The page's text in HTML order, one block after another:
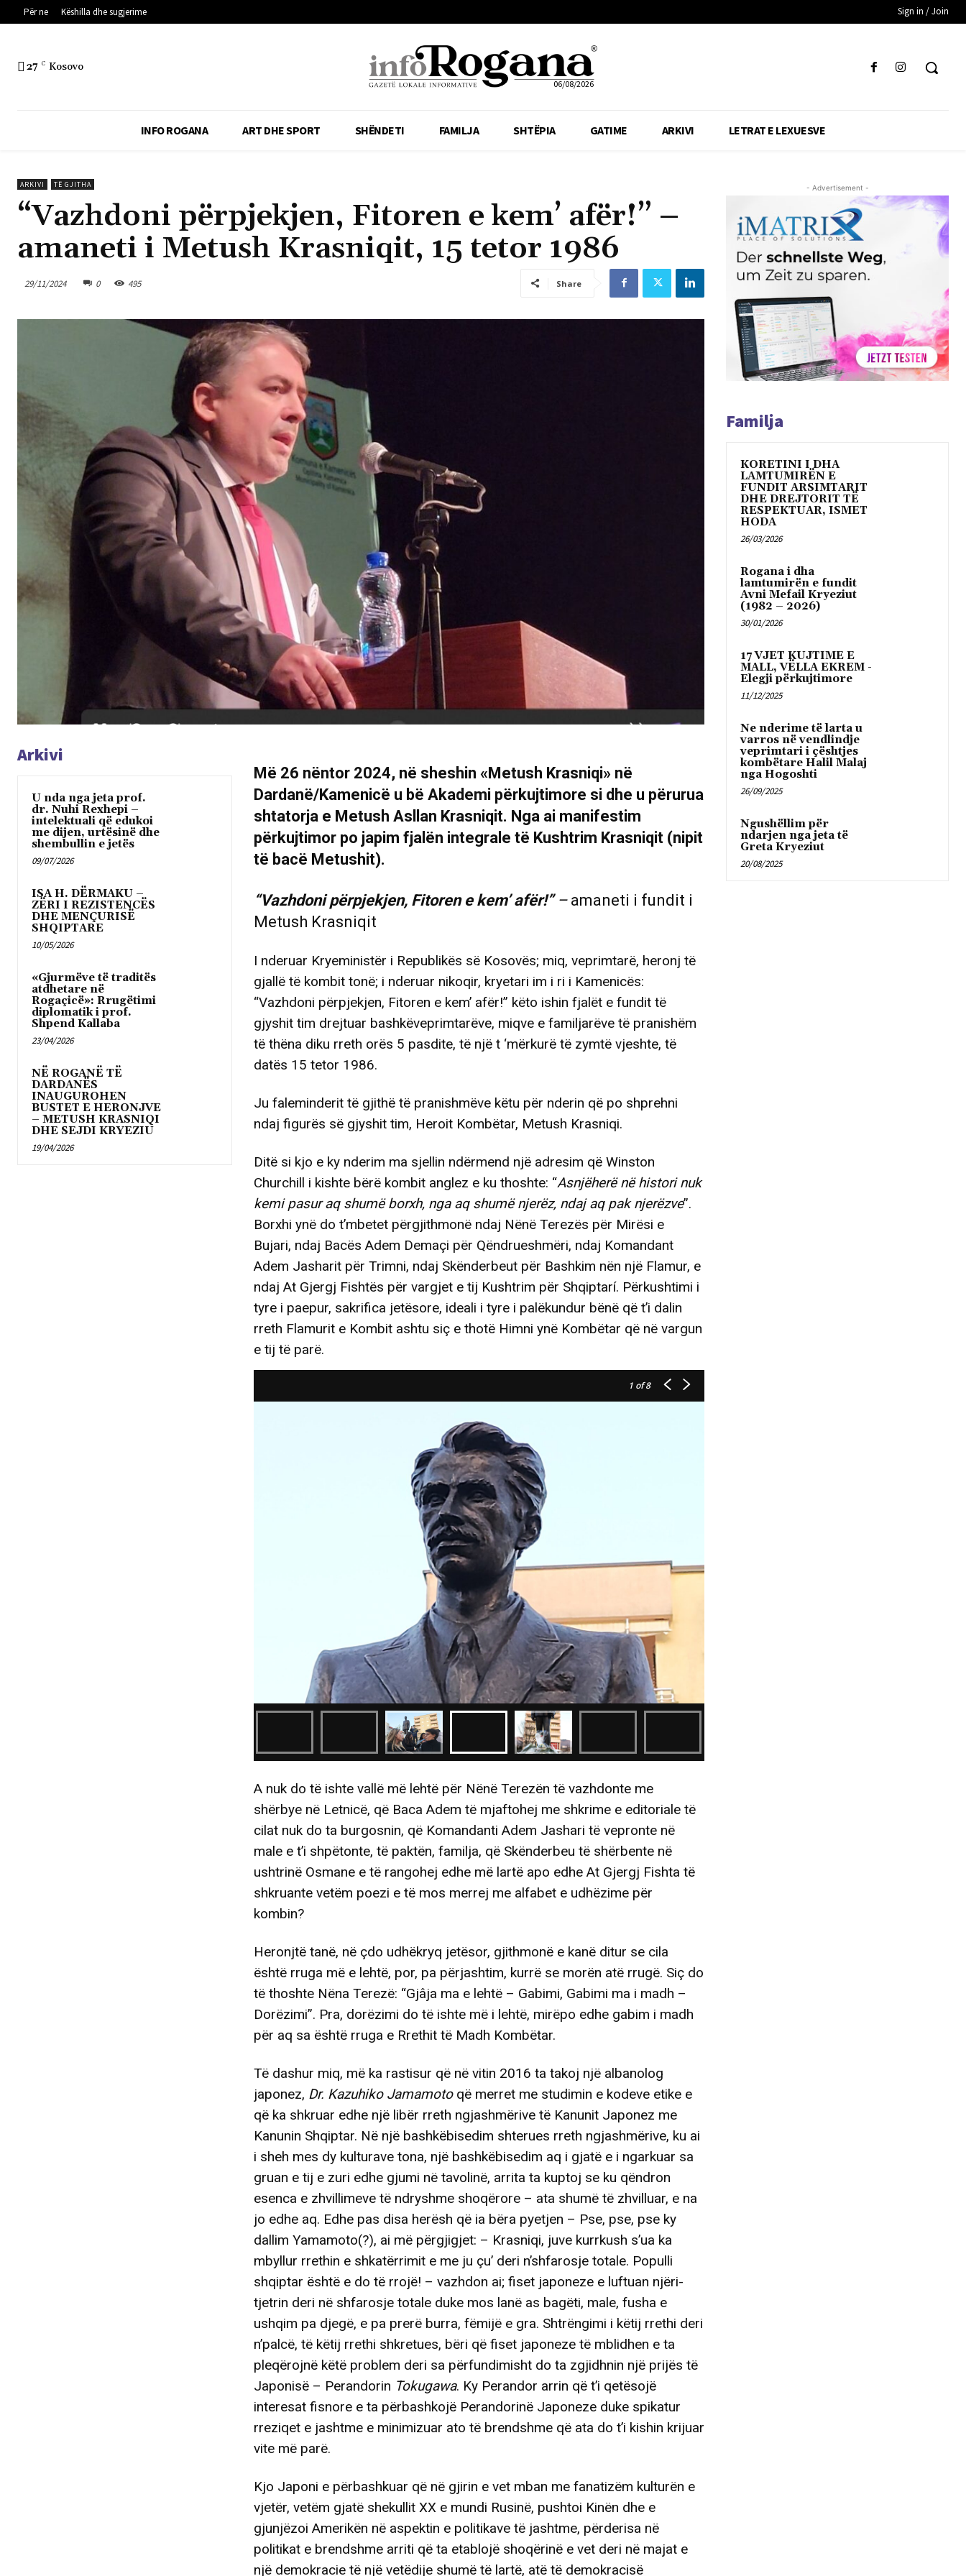
Për ne Këshilla dhe sugjerime Sign in / Join
27 C Kosovo
06/08/2026
INFO ROGANA ART DHE SPORT SHËNDETI FAMILJA SHTËPIA GATIME ARKIVI LETRAT E LEXUESVE
ARKIVI TË GJITHA
“Vazhdoni përpjekjen, Fitoren e kem’ afër!” –
amaneti i Metush Krasniqit, 15 tetor 1986
29/11/2024 0 495 Share
Arkivi
U nda nga jeta prof.
dr. Nuhi Rexhepi –
intelektuali që edukoi
me dijen, urtësinë dhe
shembullin e jetës
09/07/2026
ISA H. DËRMAKU –
ZËRI I REZISTENCËS
DHE MENÇURISË
SHQIPTARE
10/05/2026
«Gjurmëve të traditës
atdhetare në
Rogaçicë»: Rrugëtimi
diplomatik i prof.
Shpend Kallaba
23/04/2026
NË ROGANË TË
DARDANËS
INAUGUROHEN
BUSTET E HERONJVE
– METUSH KRASNIQI
DHE SEJDI KRYEZIU
19/04/2026
Më 26 nëntor 2024, në sheshin «Metush Krasniqi» në
Dardanë/Kamenicë u bë Akademi përkujtimore si dhe u përurua
shtatorja e Metush Asllan Krasniqit. Nga ai manifestim
përkujtimor po japim fjalën integrale të Kushtrim Krasniqit (nipit
të bacë Metushit).
“Vazhdoni përpjekjen, Fitoren e kem’ afër!”– amaneti i fundit i
Metush Krasniqit
I nderuar Kryeministër i Republikës së Kosovës; miq, veprimtarë, heronj të
gjallë të kombit tonë; i nderuar nikoqir, kryetari im i ri i Kamenicës:
“Vazhdoni përpjekjen, Fitoren e kem’ afër!” këto ishin fjalët e fundit të
gjyshit tim drejtuar bashkëveprimtarëve, miqve e familjarëve të pranishëm
të thëna diku rreth orës 5 pasdite, të një t ‘mërkurë të zymtë vjeshte, të
datës 15 tetor 1986.
Ju faleminderit të gjithë të pranishmëve këtu për nderin që po shprehni
ndaj figurës së gjyshit tim, Heroit Kombëtar, Metush Krasniqi.
Ditë si kjo e ky nderim ma sjellin ndërmend një adresim që Winston
Churchill i kishte bërë kombit anglez e ku thoshte: “Asnjëherë në histori nuk
kemi pasur aq shumë borxh, nga aq shumë njerëz, ndaj aq pak njerëzve”.
Borxhi ynë do t’mbetet përgjithmonë ndaj Nënë Terezës për Mirësi e
Bujari, ndaj Bacës Adem Demaçi për Qëndrueshmëri, ndaj Komandant
Adem Jasharit për Trimni, ndaj Skënderbeut për Bashkim nën një Flamur, e
ndaj At Gjergj Fishtës për vargjet e tij Kushtrim për Shqiptarí. Përkushtimi i
tyre i paepur, sakrifica jetësore, ideali i tyre i palëkundur bënë që t’i dalin
rreth Flamurit e Kombit ashtu siç e thotë Himni ynë Kombëtar që në vargun
e tij të parë.
1of 8
A nuk do të ishte vallë më lehtë për Nënë Terezën të vazhdonte me
shërbye në Letnicë, që Baca Adem të mjaftohej me shkrime e editoriale të
cilat nuk do ta burgosnin, që Komandanti Adem Jashari të vepronte në
male e t’i shpëtonte, të paktën, familja, që Skënderbeu të shërbente në
ushtrinë Osmane e të rangohej edhe më lartë apo edhe At Gjergj Fishta të
shkruante vetëm poezi e të mos merrej me alfabet e udhëzime për
kombin?
Heronjtë tanë, në çdo udhëkryq jetësor, gjithmonë e kanë ditur se cila
është rruga më e lehtë, por, pa përjashtim, kurrë se morën atë rrugë. Siç do
të thoshte Nëna Terezë: “Gjâja ma e lehtë – Gabimi, Gabimi ma i madh –
Dorëzimi”. Pra, dorëzimi do të ishte më i lehtë, mirëpo edhe gabim i madh
për aq sa është rruga e Rrethit të Madh Kombëtar.
Të dashur miq, më ka rastisur që në vitin 2016 ta takoj një albanolog
japonez, Dr. Kazuhiko Jamamotoqë merret me studimin e kodeve etike e
që ka shkruar edhe një libër rreth ngjashmërive të Kanunit Japonez me
Kanunin Shqiptar. Në një bashkëbisedim shterues rreth ngjashmërive, ku ai
i sheh mes dy kulturave tona, një bashkëbisedim aq i gjatë e i ngarkuar sa
gruan e tij e zuri edhe gjumi në tavolinë, arrita ta kuptoj se ku qëndron
esenca e zhvillimeve të ndryshme shoqërore – ata shumë të zhvilluar, e na
jo edhe aq. Edhe pas disa herësh që ia bëra pyetjen – Pse, pse, pse ky
dallim Yamamoto(?), ai më përgjigjet: – Krasniqi, juve kurrkush s’ua ka
mbyllur rrethin e shkatërrimit e me ju çu’ deri n’shfarosje totale. Populli
shqiptar është e do të rrojë! – vazhdon ai; fiset japoneze e luftuan njëri-
tjetrin deri në shfarosje totale duke mos lanë as bagëti, male, fusha e
ushqim pa djegë, e pa prerë burra, fëmijë e gra. Shtrëngimi i këtij rrethi deri
n’palcë, të këtij rrethi shkretues, bëri që fiset japoneze të mblidhen e ta
pleqërojnë këtë problem deri sa përfundimisht do ta zgjidhnin një prijës të
Japonisë – Perandorin Tokugawa. Ky Perandor arrin që t’i qetësojë
interesat fisnore e ta përbashkojë Perandorinë Japoneze duke spikatur
rreziqet e jashtme e minimizuar ato të brendshme që ata do t’i kishin krijuar
vite më parë.
Kjo Japoni e përbashkuar që në gjirin e vet mban me fanatizëm kulturën e
vjetër, vetëm gjatë shekullit XX e mundi Rusinë, pushtoi Kinën dhe e
gjunjëzoi Amerikën në aspektin e politikave të jashtme, përderisa në
politikat e brendshme arriti që ta etablojë shoqërinë e vet deri në majat e
një demokracie të një vetëdije shumë të lartë, atë të demokracisë
- Advertisement -
Familja
KORETINI I DHA
LAMTUMIRËN E
FUNDIT ARSIMTARIT
DHE DREJTORIT TË
RESPEKTUAR, ISMET
HODA
26/03/2026
Rogana i dha
lamtumirën e fundit
Avni Mefail Kryeziut
(1982 – 2026)
30/01/2026
17 VJET KUJTIME E
MALL, VËLLA EKREM -
Elegji përkujtimore
11/12/2025
Ne nderime të larta u
varros në vendlindje
veprimtari i çështjes
kombëtare Halil Malaj
nga Hogoshti
26/09/2025
Ngushëllim për
ndarjen nga jeta të
Greta Kryeziut
20/08/2025